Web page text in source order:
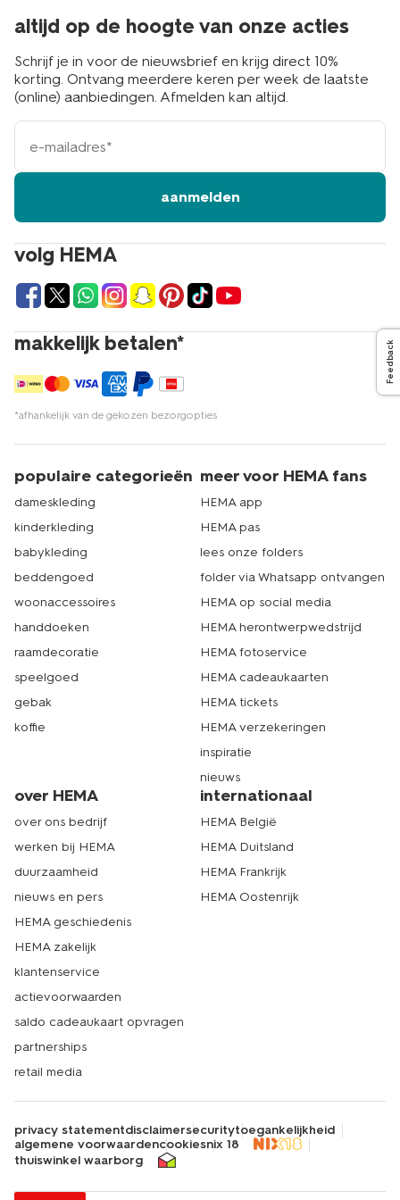
volg HEMA
makkelijk betalen*
*afhankelijk van de gekozen bezorgopties
altijd op de hoogte van onze acties
Schrijf je in voor de nieuwsbrief en krijg direct 10%
korting. Ontvang meerdere keren per week de laatste
(online) aanbiedingen. Afmelden kan altijd.
e-
mailadres
aanmelden
populaire categorieën
dameskleding
kinderkleding
babykleding
beddengoed
woonaccessoires
handdoeken
raamdecoratie
speelgoed
gebak
koffie
meer voor HEMA fans
HEMA app
HEMA pas
lees onze folders
folder via Whatsapp ontvangen
HEMA op social media
HEMA herontwerpwedstrijd
HEMA fotoservice
HEMA cadeaukaarten
HEMA tickets
HEMA verzekeringen
inspiratie
nieuws
over HEMA
over ons bedrijf
werken bij HEMA
duurzaamheid
nieuws en pers
HEMA geschiedenis
HEMA zakelijk
klantenservice
actievoorwaarden
saldo cadeaukaart opvragen
partnerships
retail media
internationaal
HEMA België
HEMA Duitsland
HEMA Frankrijk
HEMA Oostenrijk
privacy statementdisclaimersecuritytoegankelijkheid
algemene voorwaardencookiesnix 18
thuiswinkel waarborg
Feedback